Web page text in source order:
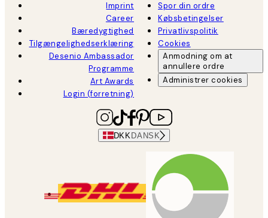
Imprint
Career
Bæredygtighed
Tilgængelighedserklæring
Desenio Ambassador
Programme
Art Awards
Login (forretning)
Spor din ordre
Købsbetingelser
Privatlivspolitik
Cookies
Anmodning om at
annullere ordre
Administrer cookies
DKK DANSK